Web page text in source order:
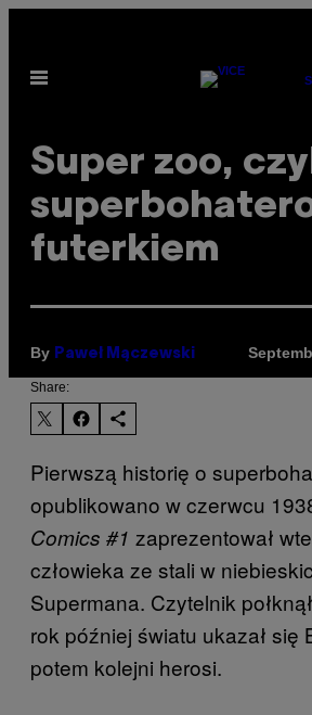
content
Open
Super zoo,
futerkiem
By Paweł Mączewski
Share:
Pierwszą historię o
opublikowano w czerwcu
Comics #1 zaprezentował
człowieka ze stali w
Supermana. Czytelnik
rok później światu ukazał się
potem kolejni herosi.